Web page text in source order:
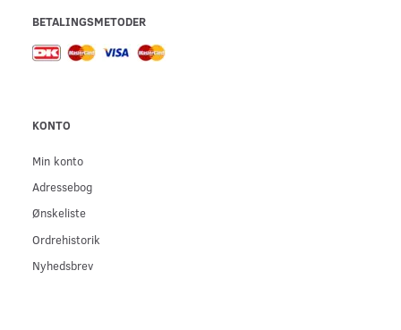
BETALINGSMETODER
KONTO
Min konto
Adressebog
Ønskeliste
Ordrehistorik
Nyhedsbrev